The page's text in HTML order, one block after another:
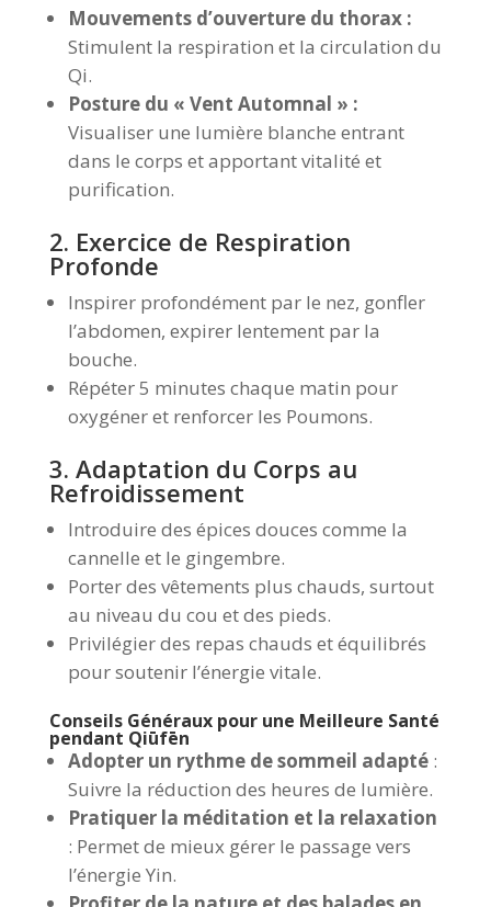
Mouvements d’ouverture du thorax :
Stimulent la respiration et la circulation du
Qi.
Posture du « Vent Automnal » :
Visualiser une lumière blanche entrant
dans le corps et apportant vitalité et
purification.
2. Exercice de Respiration
Profonde
Inspirer profondément par le nez, gonfler
l’abdomen, expirer lentement par la
bouche.
Répéter 5 minutes chaque matin pour
oxygéner et renforcer les Poumons.
3. Adaptation du Corps au
Refroidissement
Introduire des épices douces comme la
cannelle et le gingembre.
Porter des vêtements plus chauds, surtout
au niveau du cou et des pieds.
Privilégier des repas chauds et équilibrés
pour soutenir l’énergie vitale.
Conseils Généraux pour une Meilleure Santé
pendant Qiūfēn
Adopter un rythme de sommeil adapté:
Suivre la réduction des heures de lumière.
Pratiquer la méditation et la relaxation
: Permet de mieux gérer le passage vers
l’énergie Yin.